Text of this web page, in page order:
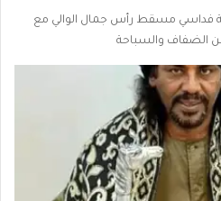
فداسي مسقط رأس جمال الوالي مع
الضفاف والسباحة